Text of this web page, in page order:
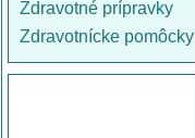
Zdravotné prípravky
Zdravotnícke pomôcky